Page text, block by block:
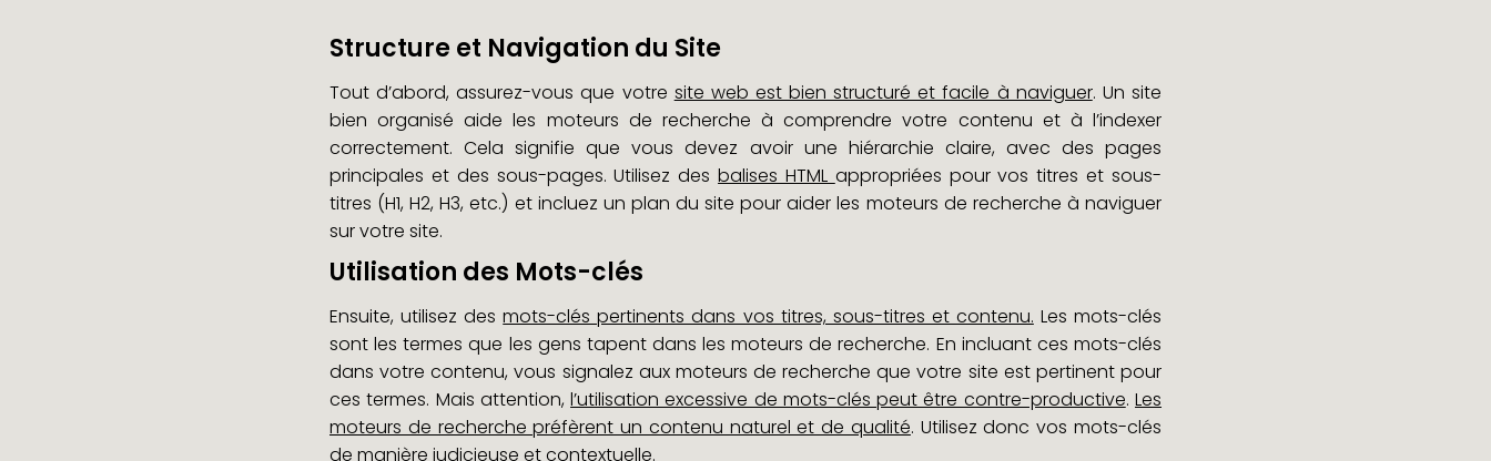
Structure et Navigation du Site
Tout d’abord, assurez-vous que votre site web est bien structuré et facile à naviguer. Un site
bien organisé aide les moteurs de recherche à comprendre votre contenu et à l’indexer
correctement. Cela signifie que vous devez avoir une hiérarchie claire, avec des pages
principales et des sous-pages. Utilisez desbalises HTML appropriées pour vos titres et sous-
titres (H1, H2, H3, etc.) et incluez un plan du site pour aider les moteurs de recherche à naviguer
sur votre site.
Utilisation des Mots-clés
Ensuite, utilisez desmots-clés pertinents dans vos titres, sous-titres et contenu. Les mots-clés
sont les termes que les gens tapent dans les moteurs de recherche. En incluant ces mots-clés
dans votre contenu, vous signalez aux moteurs de recherche que votre site est pertinent pour
ces termes. Mais attention,l’utilisation excessive de mots-clés peut être contre-productive.Les
moteurs de recherche préfèrent un contenu naturel et de qualité. Utilisez donc vos mots-clés
de manière judicieuse et contextuelle.